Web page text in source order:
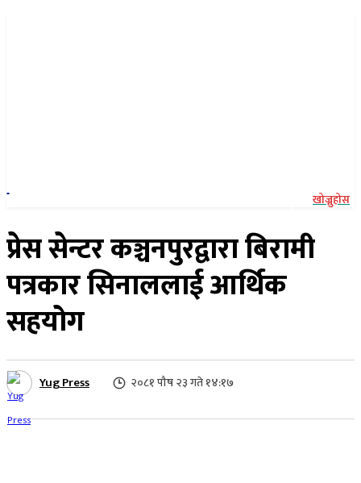
खोज्नुहोस
प्रेस सेन्टर कञ्चनपुरद्वारा बिरामी
पत्रकार सिनाललाई आर्थिक
सहयोग
Yug Press २०८१ पौष २३ गते १४:१७